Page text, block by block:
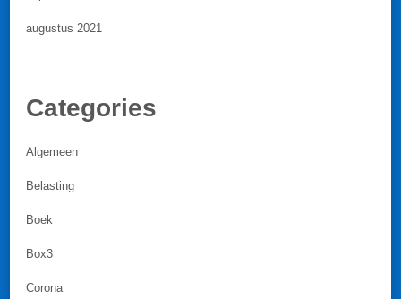
augustus 2021
Categories
Algemeen
Belasting
Boek
Box3
Corona